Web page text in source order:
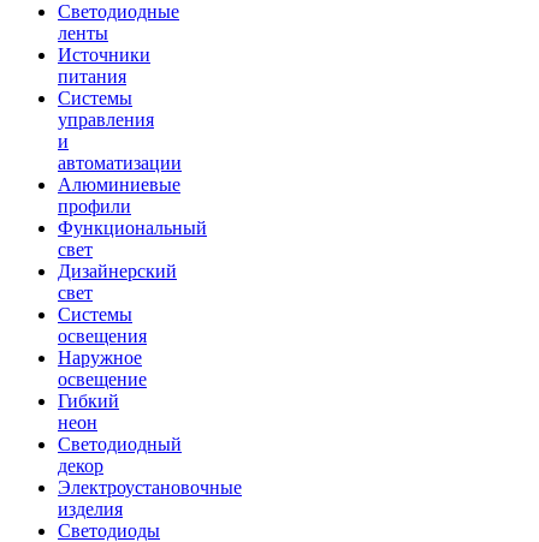
Светодиодные
ленты
Источники
питания
Системы
управления
и
автоматизации
Алюминиевые
профили
Функциональный
свет
Дизайнерский
свет
Системы
освещения
Наружное
освещение
Гибкий
неон
Светодиодный
декор
Электроустановочные
изделия
Светодиоды